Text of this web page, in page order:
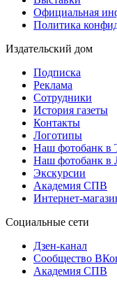
Официальная
Политика
Издательский дом
Подписка
Реклама
Сотрудники
История газеты
Контакты
Логотипы
Наш фотобанк
Наш фотобанк в
Экскурсии
Академия СПВ
Интернет-
Социальные сети
Дзен-канал
Сообщество
Академия СПВ